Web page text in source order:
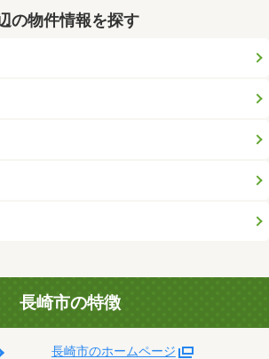
の物件情報を探す
長崎市の特徴
長崎市のホームページ